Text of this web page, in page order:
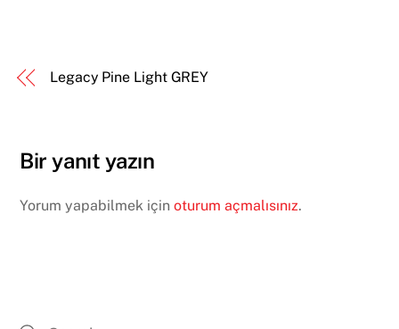
Legacy Pine Light GREY
Bir yanıt yazın
Yorum yapabilmek içinoturum açmalısınız.